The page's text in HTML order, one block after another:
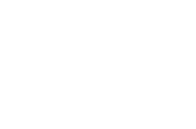
Fi Ambient Light MSL430J (MSL430JHK-